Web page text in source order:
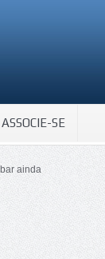
ASSOCIE-SE
ainda